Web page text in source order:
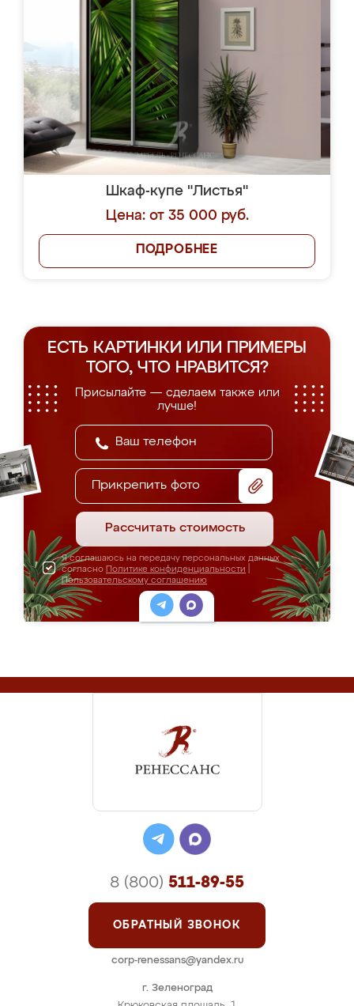
Шкаф-купе "Листья"
Цена: от 35 000 руб.
ПОДРОБНЕЕ
ЕСТЬ КАРТИНКИ ИЛИ ПРИМЕРЫ
ТОГО, ЧТО НРАВИТСЯ?
Присылайте — сделаем также или
лучше!
Прикрепить фото
Рассчитать стоимость
Я соглашаюсь на передачу персональных данных
согласно Политике конфиденциальности
Пользовательскому соглашению
г. Зеленоград
8 (800) 511-89-55
ОБРАТНЫЙ ЗВОНОК
corp-renessans@yandex.ru